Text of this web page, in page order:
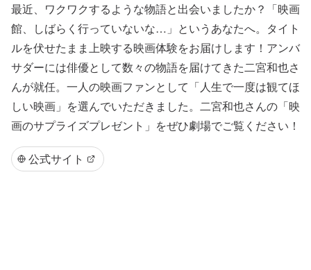
最近、ワクワクするような物語と出会いましたか？「映画
館、しばらく行っていないな…」というあなたへ。タイト
ルを伏せたまま上映する映画体験をお届けします！アンバ
サダーには俳優として数々の物語を届けてきた二宮和也さ
んが就任。一人の映画ファンとして「人生で一度は観てほ
しい映画」を選んでいただきました。二宮和也さんの「映
画のサプライズプレゼント」をぜひ劇場でご覧ください！
公式サイト